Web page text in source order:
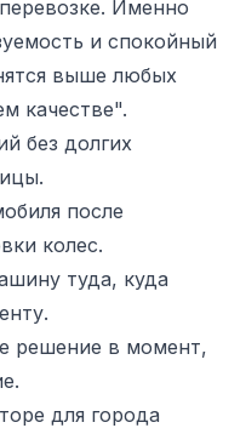
Именно
и спокойный
выше любых
качестве".
без долгих
после
колес.
туда, куда
решение в момент,
для города